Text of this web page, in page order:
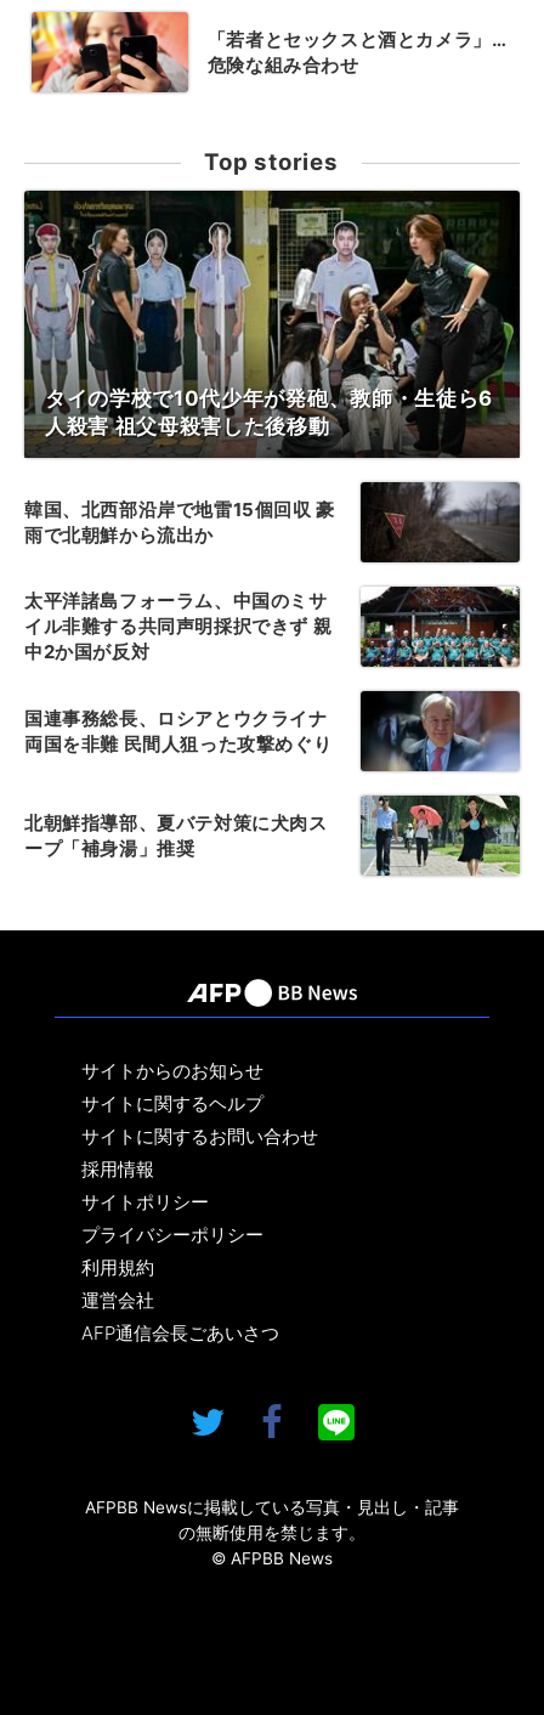
「若者とセックスと酒とカメラ」…
危険な組み合わせ
Top stories
タイの学校で10代少年が発砲、教師・生徒ら6
人殺害 祖父母殺害した後移動
韓国、北西部沿岸で地雷15個回収 豪
雨で北朝鮮から流出か
太平洋諸島フォーラム、中国のミサ
イル非難する共同声明採択できず 親
中2か国が反対
国連事務総長、ロシアとウクライナ
両国を非難 民間人狙った攻撃めぐり
北朝鮮指導部、夏バテ対策に犬肉ス
ープ「補身湯」推奨
サイトからのお知らせ
サイトに関するヘルプ
サイトに関するお問い合わせ
採用情報
サイトポリシー
プライバシーポリシー
利用規約
運営会社
AFP通信会長ごあいさつ
AFPBB Newsに掲載している写真・見出し・記事
の無断使用を禁じます。
© AFPBB News